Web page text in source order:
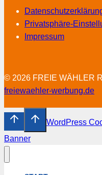
Privatsphäre-
Impressum
© 2026 FREIE WÄHLER
freiewaehler-werbung.de
WordPress
Banner